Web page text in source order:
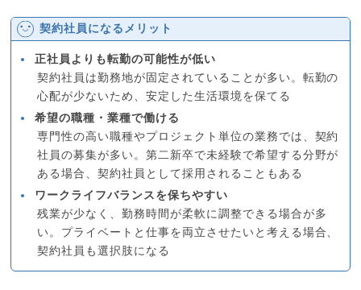
契約社員になるメリット
正社員よりも転勤の可能性が低い
契約社員は勤務地が固定されていることが多い。転勤の
心配が少ないため、安定した生活環境を保てる
希望の職種・業種で働ける
専門性の高い職種やプロジェクト単位の業務では、契約
社員の募集が多い。第二新卒で未経験で希望する分野が
ある場合、契約社員として採用されることもある
ワークライフバランスを保ちやすい
残業が少なく、勤務時間が柔軟に調整できる場合が多
い。プライベートと仕事を両立させたいと考える場合、
契約社員も選択肢になる